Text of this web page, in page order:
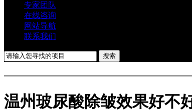
专家团队
在线咨询
网站导航
联系我们
温州玻尿酸除皱效果好不